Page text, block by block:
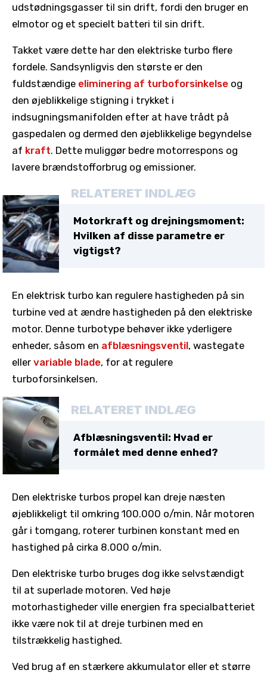
udstødningsgasser til sin drift, fordi den bruger en
elmotor og et specielt batteri til sin drift.
Takket være dette har den elektriske turbo flere
fordele. Sandsynligvis den største er den
fuldstændige eliminering af turboforsinkelse og
den øjeblikkelige stigning i trykket i
indsugningsmanifolden efter at have trådt på
gaspedalen og dermed den øjeblikkelige begyndelse
af kraft. Dette muliggør bedre motorrespons og
lavere brændstofforbrug og emissioner.
RELATERET INDLÆG
Motorkraft og drejningsmoment:
Hvilken af disse parametre er
vigtigst?
En elektrisk turbo kan regulere hastigheden på sin
turbine ved at ændre hastigheden på den elektriske
motor. Denne turbotype behøver ikke yderligere
enheder, såsom en afblæsningsventil, wastegate
eller variable blade, for at regulere
turboforsinkelsen.
RELATERET INDLÆG
Afblæsningsventil: Hvad er
formålet med denne enhed?
Den elektriske turbos propel kan dreje næsten
øjeblikkeligt til omkring 100.000 o/min. Når motoren
går i tomgang, roterer turbinen konstant med en
hastighed på cirka 8.000 o/min.
Den elektriske turbo bruges dog ikke selvstændigt
til at superlade motoren. Ved høje
motorhastigheder ville energien fra specialbatteriet
ikke være nok til at dreje turbinen med en
tilstrækkelig hastighed.
Ved brug af en stærkere akkumulator eller et større